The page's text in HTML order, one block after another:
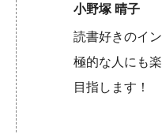
小野塚 晴子
読書好きのイ
極的な人にも
目指します！